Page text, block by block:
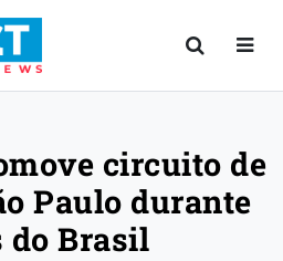
circuito de
Paulo durante
do Brasil